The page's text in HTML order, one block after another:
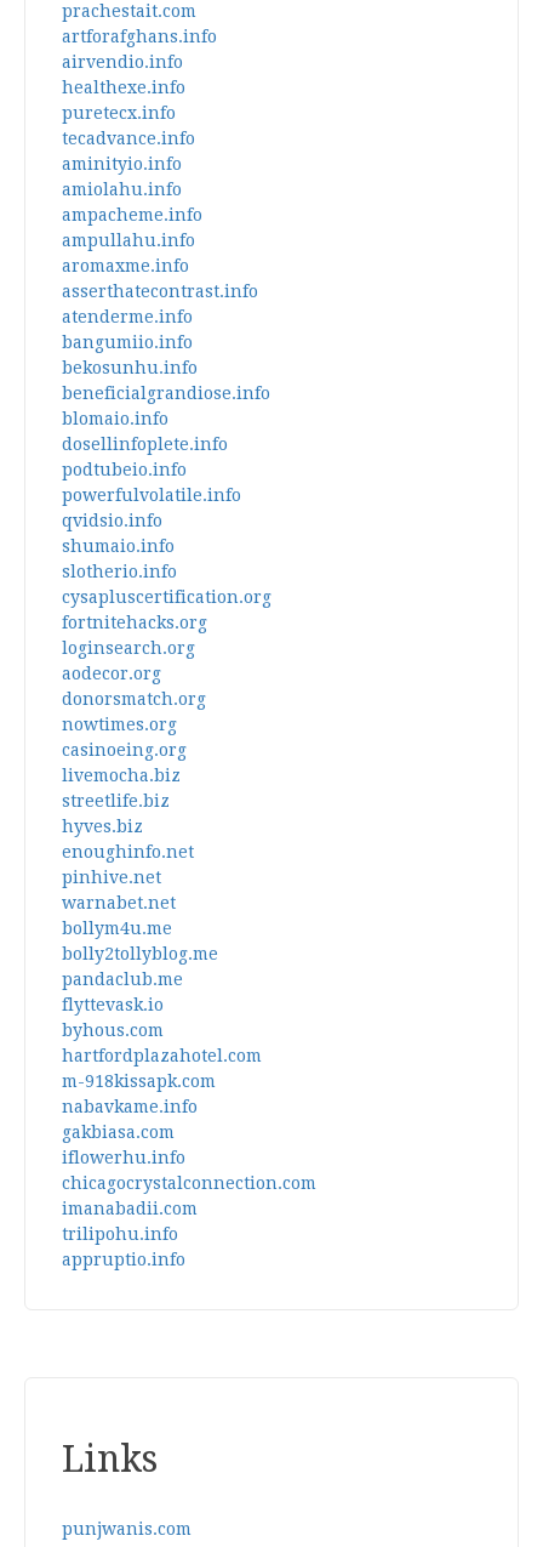
prachestait.com
artforafghans.info
airvendio.info
healthexe.info
puretecx.info
tecadvance.info
aminityio.info
amiolahu.info
ampacheme.info
ampullahu.info
aromaxme.info
asserthatecontrast.info
atenderme.info
bangumiio.info
bekosunhu.info
beneficialgrandiose.info
blomaio.info
dosellinfoplete.info
podtubeio.info
powerfulvolatile.info
qvidsio.info
shumaio.info
slotherio.info
cysapluscertification.org
fortnitehacks.org
loginsearch.org
aodecor.org
donorsmatch.org
nowtimes.org
casinoeing.org
livemocha.biz
streetlife.biz
hyves.biz
enoughinfo.net
pinhive.net
warnabet.net
bollym4u.me
bolly2tollyblog.me
pandaclub.me
flyttevask.io
byhous.com
hartfordplazahotel.com
m-918kissapk.com
nabavkame.info
gakbiasa.com
iflowerhu.info
chicagocrystalconnection.com
imanabadii.com
trilipohu.info
appruptio.info
Links
punjwanis.com